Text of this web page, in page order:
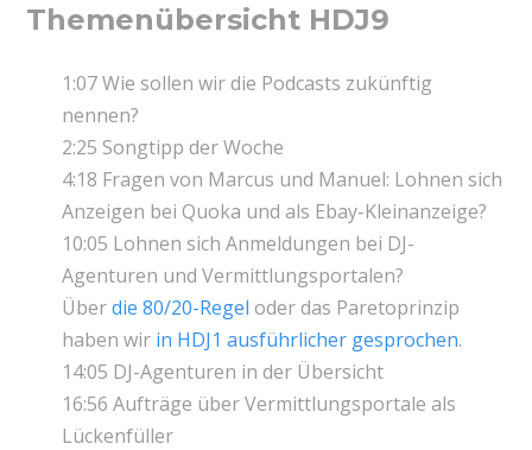
Themenübersicht HDJ9
1:07 Wie sollen wir die Podcasts zukünftig
nennen?
2:25 Songtipp der Woche
4:18 Fragen von Marcus und Manuel: Lohnen sich
Anzeigen bei Quoka und als Ebay-Kleinanzeige?
10:05 Lohnen sich Anmeldungen bei DJ-
Agenturen und Vermittlungsportalen?
Überdie 80/20-Regel oder das Paretoprinzip
haben wir in HDJ1 ausführlicher gesprochen.
14:05 DJ-Agenturen in der Übersicht
16:56 Aufträge über Vermittlungsportale als
Lückenfüller